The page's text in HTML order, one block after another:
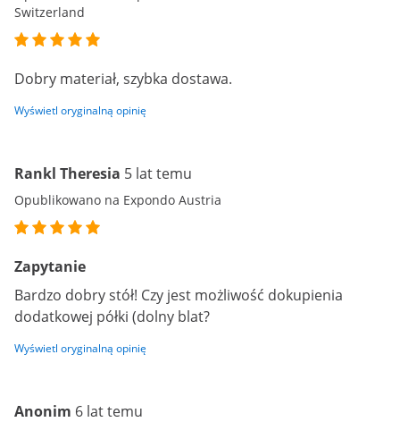
Switzerland
Dobry materiał, szybka dostawa.
Wyświetl oryginalną opinię
Rankl Theresia 5 lat temu
Opublikowano na Expondo Austria
Zapytanie
Bardzo dobry stół! Czy jest możliwość dokupienia
dodatkowej półki (dolny blat?
Wyświetl oryginalną opinię
Anonim 6 lat temu